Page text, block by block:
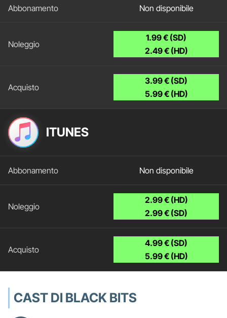
Non disponibile
1.99 € (SD)
2.49 € (HD)
3.99 € (SD)
5.99 € (HD)
ITUNES
Non disponibile
2.99 € (HD)
2.99 € (SD)
4.99 € (SD)
5.99 € (HD)
CAST DI BLACK BITS